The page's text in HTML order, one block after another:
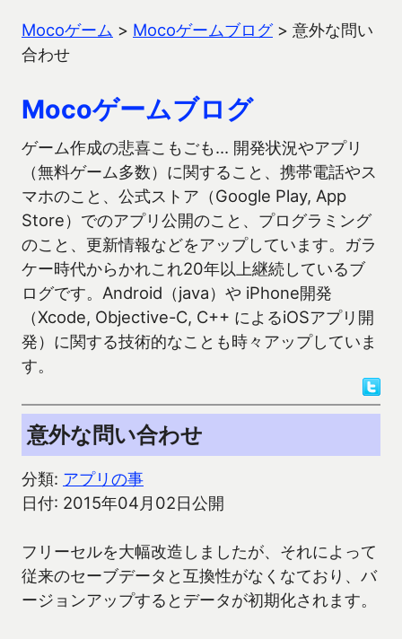
Mocoゲーム > Mocoゲームブログ> 意外な問い
合わせ
Mocoゲームブログ
ゲーム作成の悲喜こもごも… 開発状況やアプリ
（無料ゲーム多数）に関すること、携帯電話やス
マホのこと、公式ストア（Google Play, App
Store）でのアプリ公開のこと、プログラミング
のこと、更新情報などをアップしています。ガラ
ケー時代からかれこれ20年以上継続しているブ
ログです。Android（java）や iPhone開発
（Xcode, Objective-C, C++ によるiOSアプリ開
発）に関する技術的なことも時々アップしていま
す。
意外な問い合わせ
分類: アプリの事
日付: 2015年04月02日公開
フリーセルを大幅改造しましたが、それによって
従来のセーブデータと互換性がなくなており、バ
ージョンアップするとデータが初期化されます。